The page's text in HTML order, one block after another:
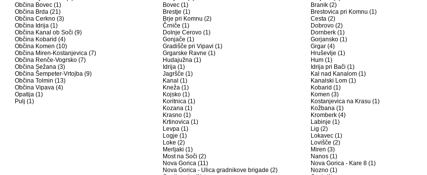
Občina Bovec (1)
Občina Brda (21)
Občina Cerkno (3)
Občina Idrija (1)
Občina Kanal ob Soči (9)
Občina Kobarid (4)
Občina Komen (10)
Občina Miren-Kostanjevica (7)
Občina Renče-Vogrsko (7)
Občina Sežana (3)
Občina Šempeter-Vrtojba (9)
Občina Tolmin (13)
Občina Vipava (4)
Opatija (1)
Pulj (1)
Bovec (1)
Branik (2)
Brestje (1)
Brestovica pri Komnu (1)
Brje pri Komnu (2)
Cesta (2)
Črniče (1)
Dobrovo (2)
Dolnje Cerovo (1)
Dornberk (1)
Gonjače (1)
Gorjansko (1)
Gradišče pri Vipavi (1)
Grgar (4)
Grgarske Ravne (1)
Hruševlje (1)
Hudajužna (1)
Hum (1)
Idrija (1)
Idrija pri Bači (1)
Jagršče (1)
Kal nad Kanalom (1)
Kanal (1)
Kanalski Lom (1)
Kneža (1)
Kobarid (1)
Kojsko (1)
Komen (3)
Koritnica (1)
Kostanjevica na Krasu (1)
Kozana (1)
Kožbana (1)
Krasno (1)
Kromberk (4)
Krtinovica (1)
Labinje (1)
Levpa (1)
Lig (2)
Logje (1)
Lokavec (1)
Loke (2)
Lovišče (2)
Merljaki (1)
Miren (3)
Most na Soči (2)
Nanos (1)
Nova Gorica (11)
Nova Gorica - Kare 8 (1)
Nova Gorica - Ulica gradnikove brigade (2)
Nozno (1)